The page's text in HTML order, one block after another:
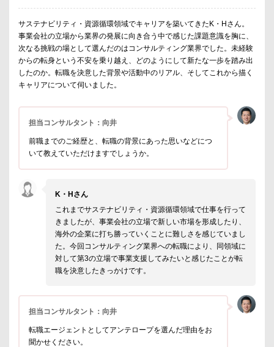
サステナビリティ・資源循環領域でキャリアを築いてきたK・Hさん。
事業会社の立場から業界の発展に向き合う中で感じた課題意識を胸に、
次なる挑戦の場として選んだのはコンサルティング業界でした。未経験
からの転身という不安を乗り越え、どのようにして新たな一歩を踏み出
したのか。転職を決意した背景や活動中のリアル、そしてこれから描く
キャリアについて伺いました。
担当コンサルタント：向井
前職までのご経歴と、転職の背景にあった思いなどにつ
いて教えていただけますでしょうか。
K・Hさん
これまでサステナビリティ・資源循環領域で仕事を行って
きましたが、事業会社の立場で新しい市場を形成したり、
海外の企業に打ち勝っていくことに難しさを感じていまし
た。今回コンサルティング業界への転職により、同領域に
対して第3の立場で事業支援してみたいと感じたことが転
職を決意したきっかけです。
担当コンサルタント：向井
転職エージェントとしてアンテロープを選んだ理由をお
聞かせください。